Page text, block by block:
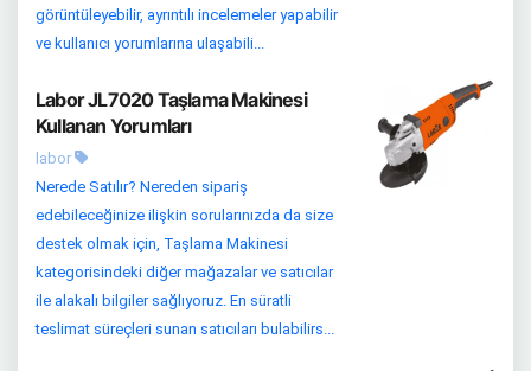
görüntüleyebilir, ayrıntılı incelemeler yapabilir
ve kullanıcı yorumlarına ulaşabili...
Labor JL7020 Taşlama Makinesi
Kullanan Yorumları
labor
Nerede Satılır? Nereden sipariş
edebileceğinize ilişkin sorularınızda da size
destek olmak için, Taşlama Makinesi
kategorisindeki diğer mağazalar ve satıcılar
ile alakalı bilgiler sağlıyoruz. En süratli
teslimat süreçleri sunan satıcıları bulabilirs...